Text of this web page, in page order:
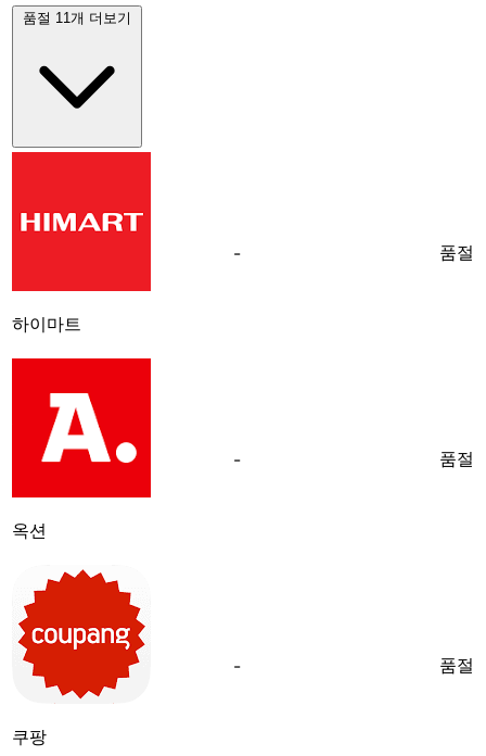
품절 11개 더보기
하이마트
- 품절
옥션
- 품절
쿠팡
- 품절